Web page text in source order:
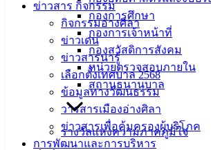
ข่าวสาร กิจกรรม
กิจกรรมอ่างศิลา
ข่าวเด่น
ข่าวสารน่ารู้
เลือกตั้งเทศบาล 2568
ข้อมูลทางวัฒนธรรม
วารสารเมืองอ่างศิลา
ข่าวสารเพื่อคุ้มครองผู้บริโภค
การพัฒนาและการบริหาร
กองการศึกษา
กองการเจ้าหน้าที่
กองสวัสดิการสังคม
หน่วยตรวจสอบภายใน
สถานธนานุบาล
รางวัลแห่งความภาคภูมิใจ